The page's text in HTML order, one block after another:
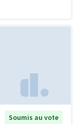
Soumis au vote